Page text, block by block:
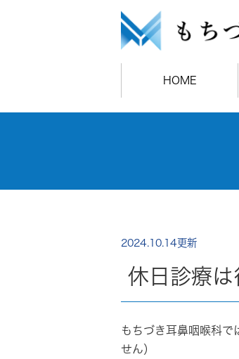
HOME
2024.10.14更新
休日診療は
もちづき耳鼻咽喉科で
せん）